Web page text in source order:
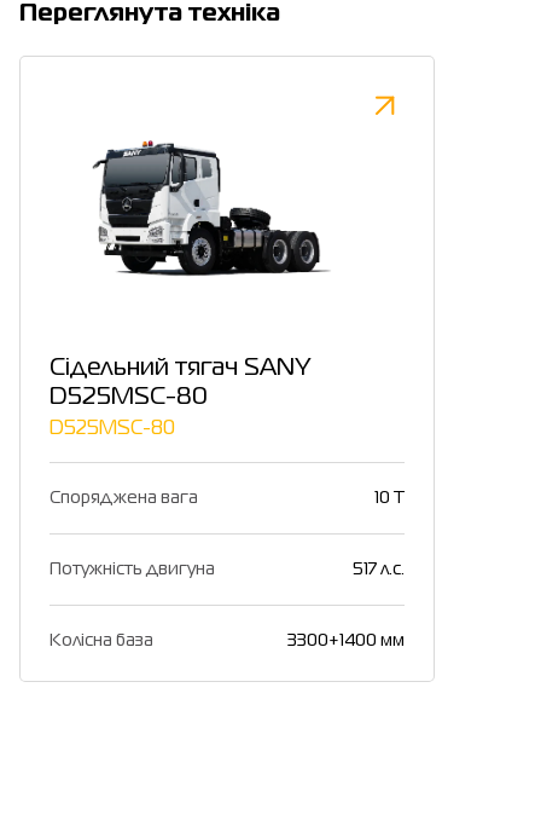
Переглянута техніка
Сідельний тягач SANY
D525MSC-80
D525MSC-80
Споряджена вага 10 T
Потужність двигуна 517 л.с.
Колісна база 3300+1400 мм